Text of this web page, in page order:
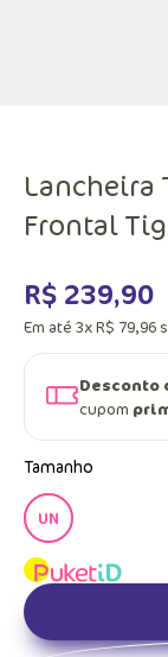
Lancheira
Frontal
R$ 239,90
Em até 3xR$ 79,96
Desconto
cupom
Tamanho
UN